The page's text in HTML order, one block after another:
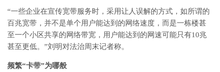
“一些企业在宣传宽带服务时，采用让人误解的方式，如所谓的
百兆宽带，并不是单个用户能达到的网络速度，而是一栋楼甚
至一个小区共享的网络带宽，用户能达到的网速可能只有10兆
甚至更低。”刘明对法治周末记者称。
频繁“卡带”为哪般